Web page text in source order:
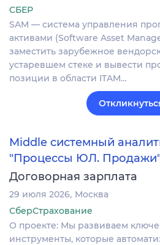
СБЕР
SAM — система управления
активами (Software Asset
заместить зарубежное
устаревшем стеке и вывести
позиции в области ITAM…
Middle системный
"Процессы ЮЛ. Продажи"
Договорная зарплата
29 июля 2026 Москва
СберСтрахование
О проекте: Мы развиваем
инструменты, которые